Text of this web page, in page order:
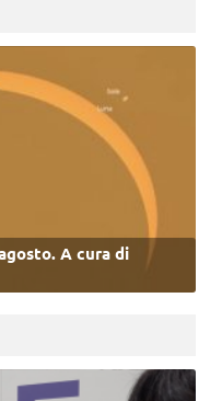
A cura di